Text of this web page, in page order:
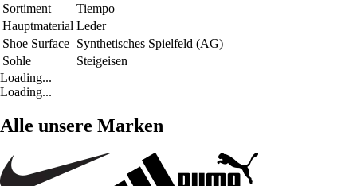
Sortiment
Tiempo
Hauptmaterial Leder
Shoe Surface Synthetisches Spielfeld (AG)
Sohle
Steigeisen
Loading...
Loading...
Alle unsere Marken